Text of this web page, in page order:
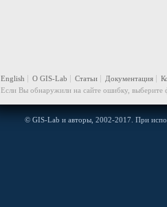
English О GIS-Lab Статьи Документация
Если Вы обнаружили на сайте ошибку, выберите
© GIS-Lab и авторы, 2002-2017. При